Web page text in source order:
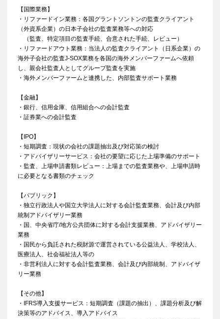
【国際業務】
・リファードイン業務：各国グラントソントンの監査クライアント
（外資系企業）の日本子会社の監査業務等への対応
（監査、特定項目の監査手続、合意された手続、レビュー）
・リファードアウト業務：当法人の監査クライアント（日系企業）の
海外子会社の監査J-SOX業務を各国の海外メンバーファームへ依頼
し、親会社監査人としてグループ監査を実施
・海外メンバーファームと連携した、内部監査サポート業務
【金融】
・銀行、信用金庫、信用組合への会計監査
・証券業への会計監査
【IPO】
・短期調査：現状の会社の課題抽出及び対応策の検討
・アドバイザリーサービス：会社の要望に応じた上場準備のサポート
・監査、上場申請書類レビュー：上場までの監査業務や、上場申請時
に必要となる書類のチェック
【パブリック】
・独立行政法人や国立大学法人に対する会計監査業務、会計及び内部
統制アドバイザリー業務
・国、中央省庁/地方公共団体に対する会計支援業務、アドバイザリー
業務
・国民から負託された税財源で運営されている公益法人、学校法人、
医療法人、社会福祉法人等の
・非営利法人に対する会計監査業務、会計及び内部統制、アドバイザ
リー業務
【その他】
・IFRS導入支援サービス：短期調査（課題の抽出）、課題分析及び解
決策等のアドバイス、導入アドバイス